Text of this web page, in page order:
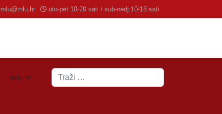
mlu@mlu.hr uto-pet:10-20 sati / sub-nedj:10-13 sati
Info Traži